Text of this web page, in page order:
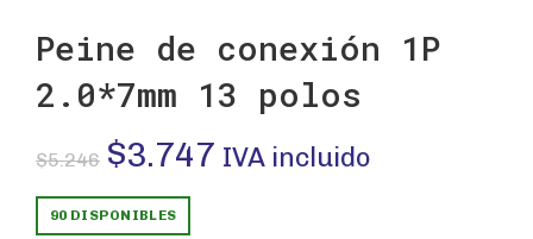
Peine de conexión 1P
2.0*7mm 13 polos
$5.246 El
precio
$3.747 El
IVA incluido
90 DISPONIBLES